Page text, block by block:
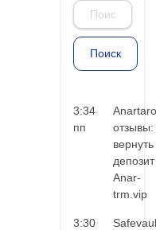
3:34
пп
отзывы:
вернуть
Anar-
trm.vip
3:30